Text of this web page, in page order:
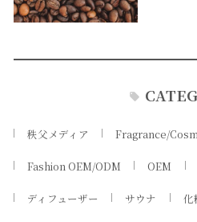
秩父メディア Fragrance/
Fashion OEM/ODM OEM
ディフューザー サウナ 化